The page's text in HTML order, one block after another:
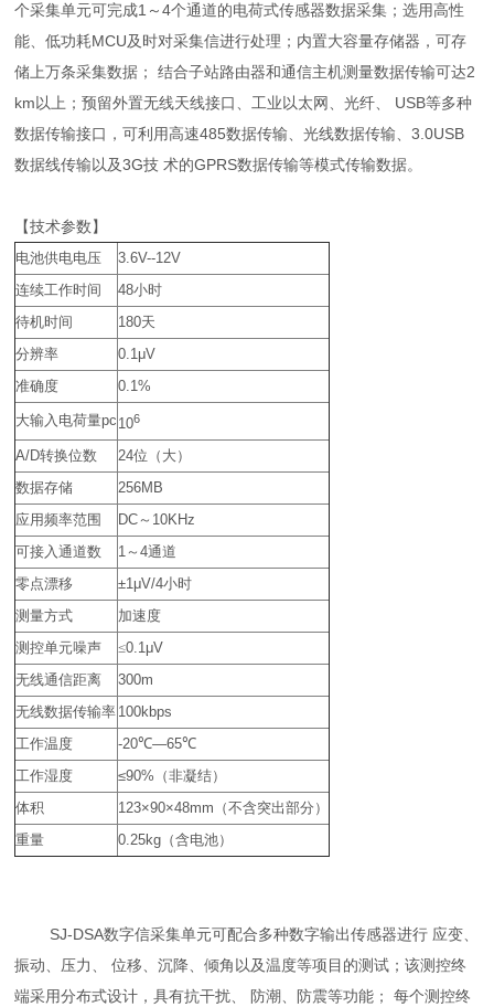
个采集单元可完成1～4个通道的电荷式传感器数据采集；选用高性
能、低功耗MCU及时对采集信进行处理；内置大容量存储器，可存
储上万条采集数据； 结合子站路由器和通信主机测量数据传输可达2
km以上；预留外置无线天线接口、工业以太网、光纤、 USB等多种
数据传输接口，可利用高速485数据传输、光线数据传输、3.0USB
数据线传输以及3G技 术的GPRS数据传输等模式传输数据。
【技术参数】
电池供电电压
3.6V--12V
连续工作时间
48小时
待机时间
180天
分辨率
0.1μV
准确度
0.1%
大输入电荷量pc 106
A/D转换位数 24位（大）
数据存储
256MB
应用频率范围
DC～ 10KHz
可接入通道数
1～4通道
零点漂移
±1μV/4小时
测量方式
加速度
测控单元噪声
≤0.1μV
无线通信距离
300m
无线数据传输率 100kbps
工作温度
-20℃—65℃
工作湿度
≤90% （非凝结）
体积
123×90×48mm（不含突出部分）
重量
0.25kg （含电池）
SJ-DSA数字信采集单元可配合多种数字输出传感器进行 应变、
振动、压力、 位移、沉降、倾角以及温度等项目的测试；该测控终
端采用分布式设计，具有抗干扰、 防潮、防震等功能； 每个测控终